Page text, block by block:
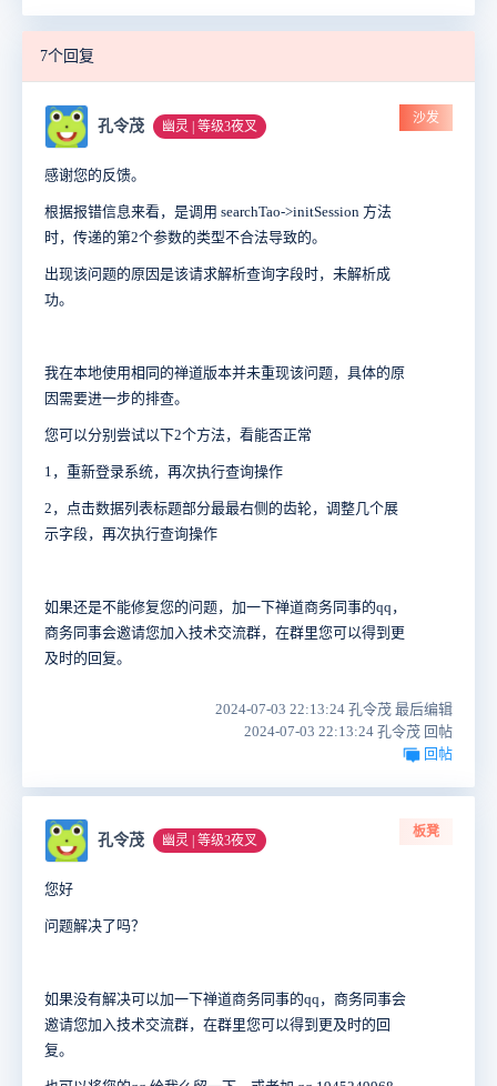
7个回复
孔令茂 幽灵 | 等级3夜叉
沙发
感谢您的反馈。
根据报错信息来看，是调用 searchTao->initSession 方法
时，传递的第2个参数的类型不合法导致的。
出现该问题的原因是该请求解析查询字段时，未解析成
功。
我在本地使用相同的禅道版本并未重现该问题，具体的原
因需要进一步的排查。
您可以分别尝试以下2个方法，看能否正常
1，重新登录系统，再次执行查询操作
2，点击数据列表标题部分最最右侧的齿轮，调整几个展
示字段，再次执行查询操作
如果还是不能修复您的问题，加一下禅道商务同事的qq，
商务同事会邀请您加入技术交流群，在群里您可以得到更
及时的回复。
2024-07-03 22:13:24 孔令茂 最后编辑
2024-07-03 22:13:24 孔令茂 回帖
回帖
孔令茂 幽灵 | 等级3夜叉
板凳
您好
问题解决了吗？
如果没有解决可以加一下禅道商务同事的qq，商务同事会
邀请您加入技术交流群，在群里您可以得到更及时的回
复。